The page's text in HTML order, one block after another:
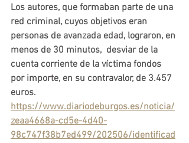
Los autores, que formaban parte de una
red criminal, cuyos objetivos eran
personas de avanzada edad, lograron, en
menos de 30 minutos,  desviar de la
cuenta corriente de la víctima fondos
por importe, en su contravalor, de 3.457
euros.
https://www.diariodeburgos.es/noticia/
zeaa4668a-cd5e-4d40-
98c747f38b7ed499/202506/identificad